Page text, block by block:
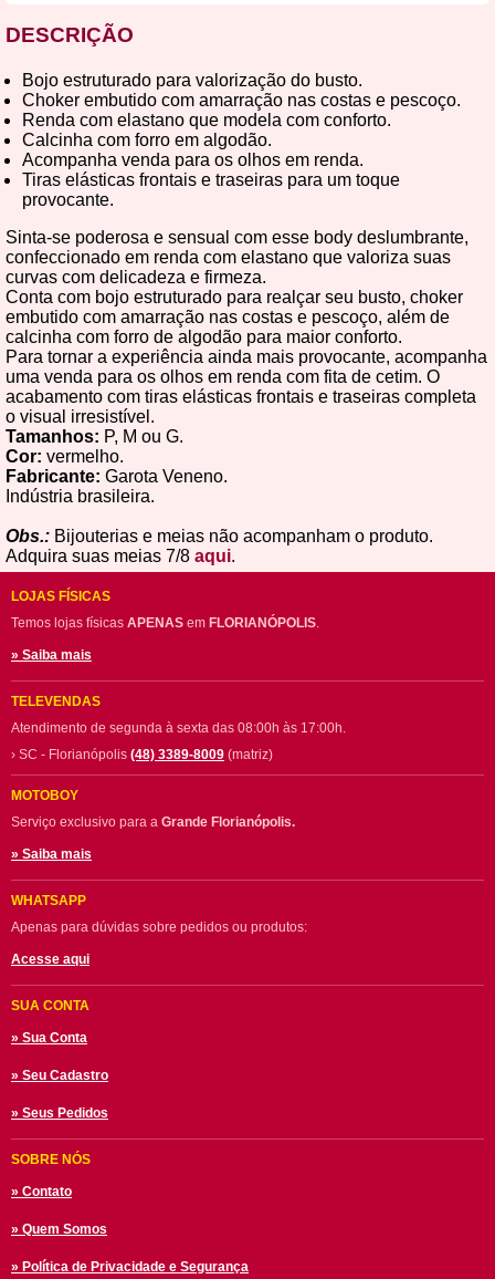
DESCRIÇÃO
Bojo estruturado para valorização do busto.
Choker embutido com amarração nas costas e pescoço.
Renda com elastano que modela com conforto.
Calcinha com forro em algodão.
Acompanha venda para os olhos em renda.
Tiras elásticas frontais e traseiras para um toque
provocante.
Sinta-se poderosa e sensual com esse body deslumbrante,
confeccionado em renda com elastano que valoriza suas
curvas com delicadeza e firmeza.
Conta com bojo estruturado para realçar seu busto, choker
embutido com amarração nas costas e pescoço, além de
calcinha com forro de algodão para maior conforto.
Para tornar a experiência ainda mais provocante, acompanha
uma venda para os olhos em renda com fita de cetim. O
acabamento com tiras elásticas frontais e traseiras completa
o visual irresistível.
Tamanhos: P, M ou G.
Cor: vermelho.
Fabricante: Garota Veneno.
Indústria brasileira.
Obs.: Bijouterias e meias não acompanham o produto.
Adquira suas meias 7/8 aqui.
LOJAS FÍSICAS
Temos lojas físicas APENAS em FLORIANÓPOLIS.
» Saiba mais
TELEVENDAS
Atendimento de segunda à sexta das 08:00h às 17:00h.
› SC - Florianópolis (48) 3389-8009 (matriz)
MOTOBOY
Serviço exclusivo para a Grande Florianópolis.
» Saiba mais
WHATSAPP
Apenas para dúvidas sobre pedidos ou produtos:
Acesse aqui
SUA CONTA
» Sua Conta
» Seu Cadastro
» Seus Pedidos
SOBRE NÓS
» Contato
» Quem Somos
» Política de Privacidade e Segurança